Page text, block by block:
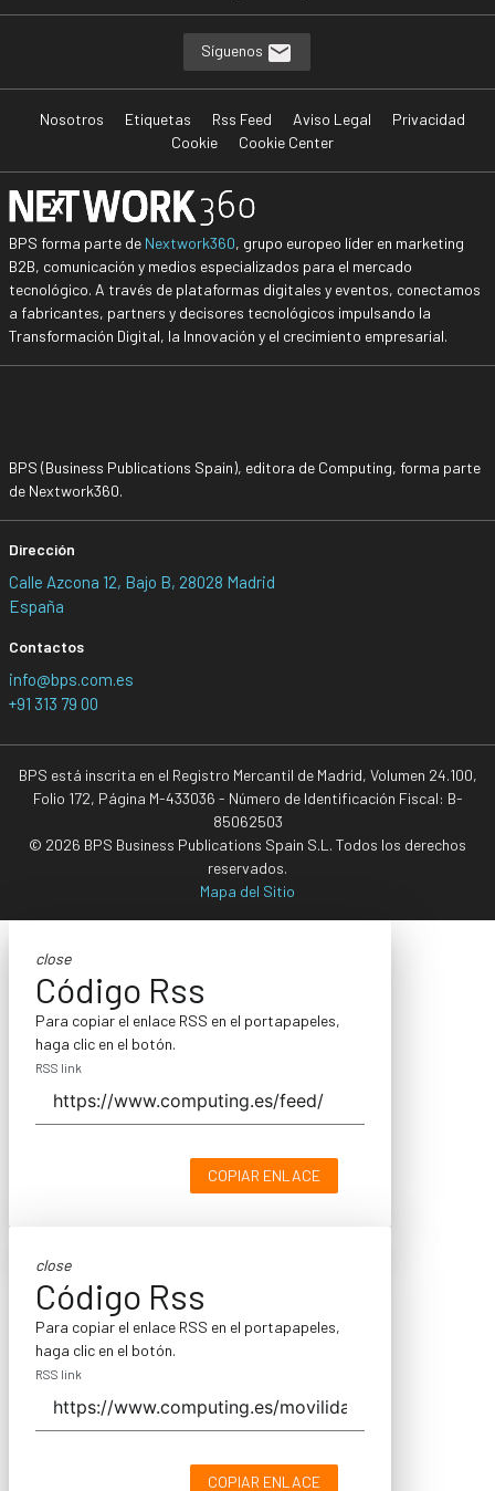
Síguenos
Nosotros Etiquetas Rss Feed Aviso Legal
Privacidad
Cookie
Cookie Center
BPS forma parte de Nextwork360, grupo europeo líder en marketing
B2B, comunicación y medios especializados para el mercado
tecnológico. A través de plataformas digitales y eventos, conectamos
a fabricantes, partners y decisores tecnológicos impulsando la
Transformación Digital, la Innovación y el crecimiento empresarial.
BPS (Business Publications Spain), editora de Computing, forma parte
de Nextwork360.
Dirección
Calle Azcona 12, Bajo B, 28028 Madrid
España
Contactos
info@bps.com.es
+91 313 79 00
BPS está inscrita en el Registro Mercantil de Madrid, Volumen 24.100,
Folio 172, Página M-433036 - Número de Identificación Fiscal: B-
85062503
© 2026 BPS Business Publications Spain S.L. Todos los derechos
reservados.
Mapa del Sitio
close
Código Rss
Para copiar el enlace RSS en el portapapeles,
haga clic en el botón.
RSS link
COPIAR ENLACE
close
Código Rss
Para copiar el enlace RSS en el portapapeles,
haga clic en el botón.
RSS link
COPIAR ENLACE